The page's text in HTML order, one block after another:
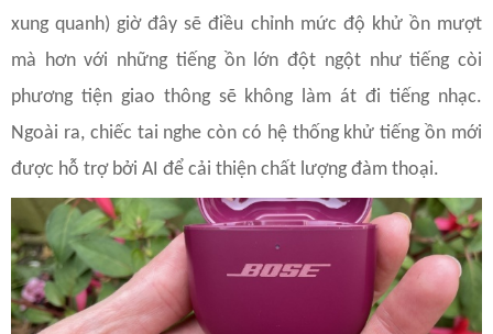
xung quanh) giờ đây sẽ điều chỉnh mức độ khử ồn mượt
mà hơn với những tiếng ồn lớn đột ngột như tiếng còi
phương tiện giao thông sẽ không làm át đi tiếng nhạc.
Ngoài ra, chiếc tai nghe còn có hệ thống khử tiếng ồn mới
được hỗ trợ bởi AI để cải thiện chất lượng đàm thoại.